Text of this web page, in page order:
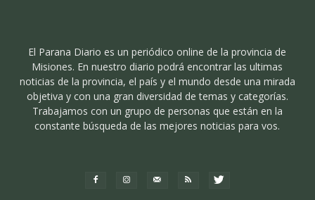
El Parana Diario es un periódico online de la provincia de
Misiones. En nuestro diario podrá encontrar las ultimas
noticias de la provincia, el país y el mundo desde una mirada
objetiva y con una gran diversidad de temas y categorías.
Trabajamos con un grupo de personas que están en la
constante búsqueda de las mejores noticias para vos.